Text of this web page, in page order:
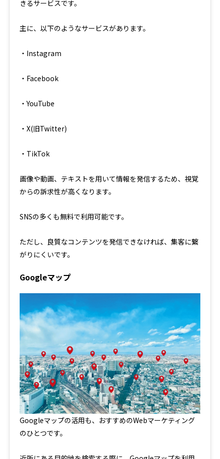
きるサービスです。
主に、以下のようなサービスがあります。
・Instagram
・Facebook
・YouTube
・X(旧Twitter)
・TikTok
画像や動画、テキストを用いて情報を発信するため、視覚
からの訴求性が高くなります。
SNSの多くも無料で利用可能です。
ただし、良質なコンテンツを発信できなければ、集客に繋
がりにくいです。
Googleマップ
Googleマップの活用も、おすすめのWebマーケティング
のひとつです。